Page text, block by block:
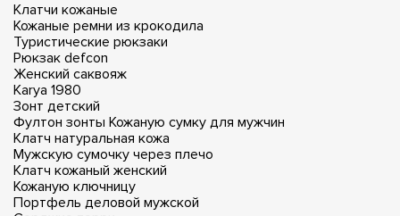
Клатчи кожаные
Кожаные ремни из крокодила
Туристические рюкзаки
Рюкзак defcon
Женский саквояж
Karya 1980
Зонт детский
Фултон зонты Кожаную сумку для мужчин
Клатч натуральная кожа
Мужскую сумочку через плечо
Клатч кожаный женский
Кожаную ключницу
Портфель деловой мужской